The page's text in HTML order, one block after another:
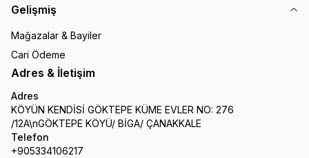
Gelişmiş
Mağazalar & Bayiler
Cari Ödeme
Adres & İletişim
Adres
KÖYÜN KENDİSİ GÖKTEPE KÜME EVLER NO: 276
/12A\nGÖKTEPE KÖYÜ/ BİGA/ ÇANAKKALE
Telefon
+905334106217